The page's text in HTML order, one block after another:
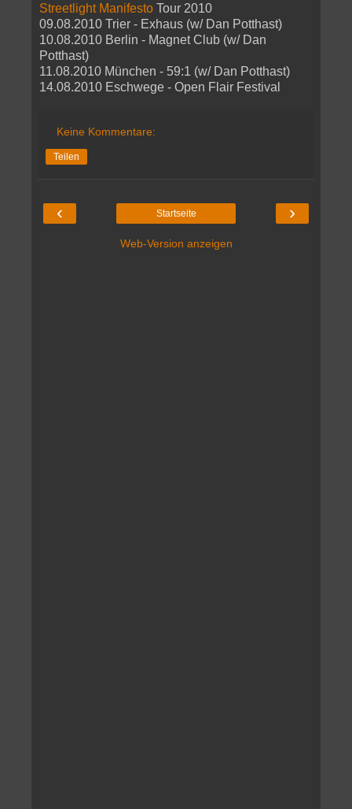
Streetlight Manifesto Tour 2010
09.08.2010 Trier - Exhaus (w/ Dan Potthast)
10.08.2010 Berlin - Magnet Club (w/ Dan
Potthast)
11.08.2010 München - 59:1 (w/ Dan Potthast)
14.08.2010 Eschwege - Open Flair Festival
Keine Kommentare:
Teilen
‹ ›
Startseite
Web-Version anzeigen